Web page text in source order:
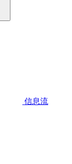
信息流